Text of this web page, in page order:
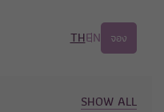
THEN จอง
SHOW ALL